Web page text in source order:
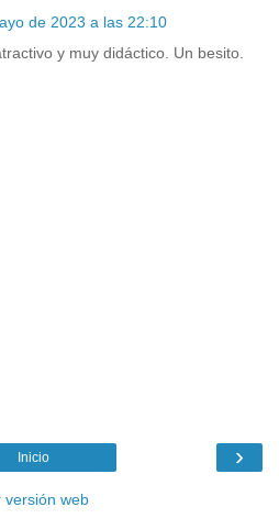
de 2023 a las 22:10
y muy didáctico. Un besito.
›
Inicio
versión web